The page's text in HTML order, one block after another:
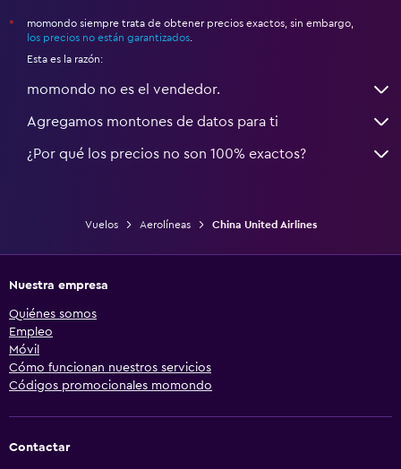
*
momondo siempre trata de obtener precios exactos, sin embargo,
los precios no están garantizados
Esta es la razón:
momondo no es el vendedor.
Agregamos montones de datos para ti
¿Por qué los precios no son 100% exactos?
Vuelos Aerolíneas China United Airlines
Nuestra empresa
Quiénes somos
Empleo
Móvil
Cómo funcionan nuestros servicios
Códigos promocionales momondo
Contactar